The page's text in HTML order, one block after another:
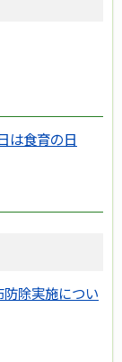
は食育の日
除実施につい